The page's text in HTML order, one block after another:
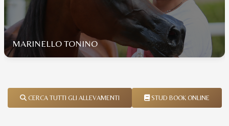
MARINELLO TONINO
CERCA TUTTI GLI ALLEVAMENTI STUD BOOK ONLINE